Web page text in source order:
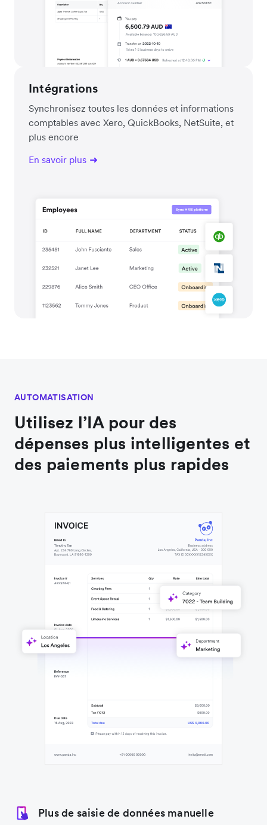
Intégrations
Synchronisez toutes les données et informations
comptables avec Xero, QuickBooks, NetSuite, et
plus encore
En savoir plus
AUTOMATISATION
Utilisez l’IA pour des
dépenses plus intelligentes et
des paiements plus rapides
Plus de saisie de données manuelle